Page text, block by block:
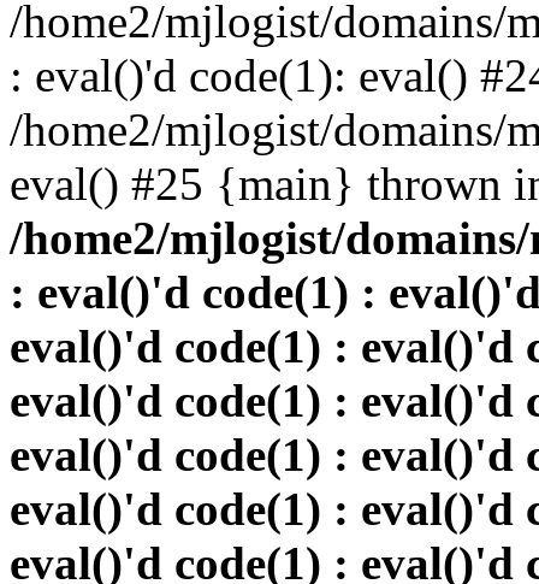
/home2/mjlogist/domains/
: eval()'d code(1): eval()
/home2/mjlogist/domains/
eval() #25 {main} thrown
/home2/mjlogist/
: eval()'d code(1) :
eval()'d code(1) : eval()'d
eval()'d code(1) : eval()'d
eval()'d code(1) : eval()'d
eval()'d code(1) : eval()'d
eval()'d code(1) : eval()'d